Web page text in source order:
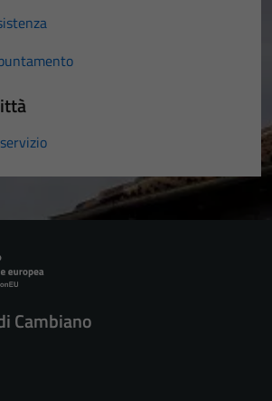
Cambiano